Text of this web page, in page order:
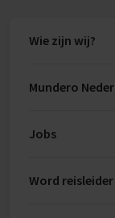
Wie zijn wij?
Mundero
Jobs
Word reisleider